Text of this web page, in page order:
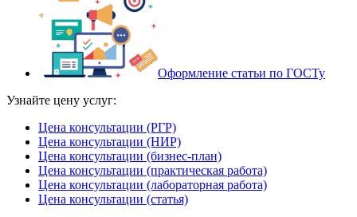
Оформление статьи по ГОСТу
Узнайте цену услуг:
Цена консультации (РГР)
Цена консультации (НИР)
Цена консультации (бизнес-план)
Цена консультации (практическая работа)
Цена консультации (лабораторная работа)
Цена консультации (статья)